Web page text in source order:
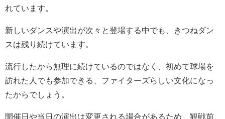
れています。
新しいダンスや演出が次々と登場する中でも、きつねダン
スは残り続けています。
流行したから無理に続けているのではなく、初めて球場を
訪れた人でも参加できる、ファイターズらしい文化になっ
たからでしょう。
開催日や当日の演出は変更される場合があるため、観戦前